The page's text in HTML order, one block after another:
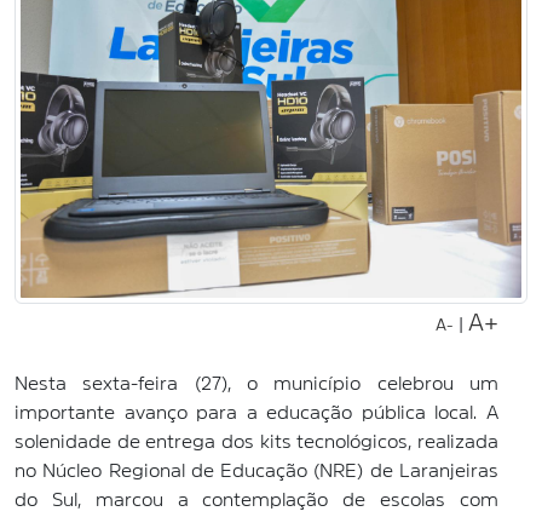
A- | A+
Nesta sexta-feira (27), o município celebrou um
importante avanço para a educação pública local. A
solenidade de entrega dos kits tecnológicos, realizada
no Núcleo Regional de Educação (NRE) de Laranjeiras
do Sul, marcou a contemplação de escolas com